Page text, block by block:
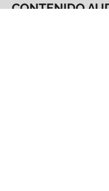
CONTENIDO